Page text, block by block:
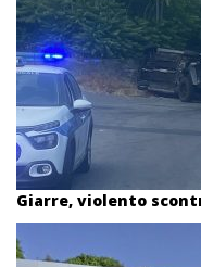
Giarre, violento